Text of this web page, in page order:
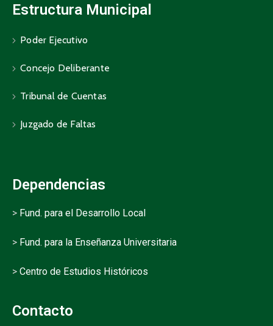
Estructura Municipal
Poder Ejecutivo
Concejo Deliberante
Tribunal de Cuentas
Juzgado de Faltas
Dependencias
> Fund. para el Desarrollo Local
> Fund. para la Enseñanza Universitaria
> Centro de Estudios Históricos
Contacto